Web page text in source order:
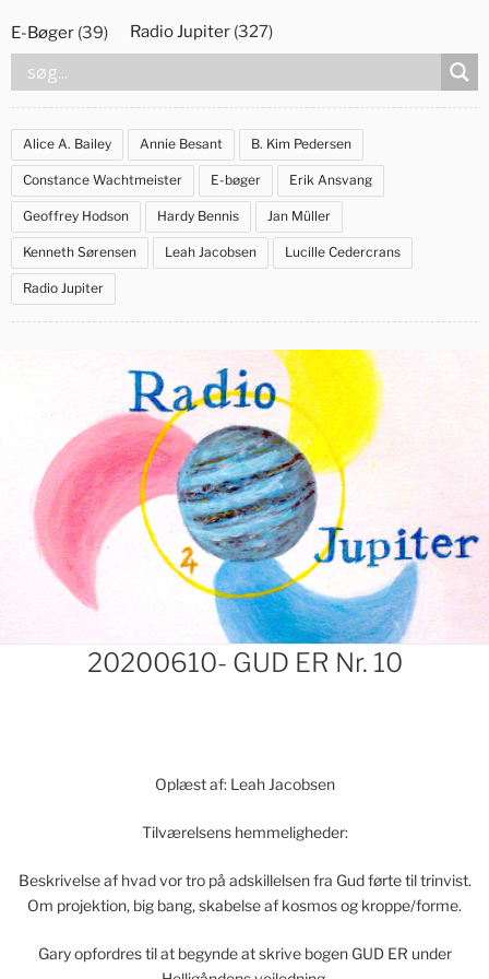
til
indhold
E-Bøger (39) Radio Jupiter (327)
Alice A. Bailey Annie Besant B. Kim Pedersen
Constance Wachtmeister E-bøger Erik Ansvang
Geoffrey Hodson Hardy Bennis Jan Müller
Kenneth Sørensen Leah Jacobsen Lucille Cedercrans
Radio Jupiter
20200610- GUD ER Nr. 10
Oplæst af: Leah Jacobsen
Tilværelsens hemmeligheder:
Beskrivelse af hvad vor tro på adskillelsen fra Gud førte til trinvist.
Om projektion, big bang, skabelse af kosmos og kroppe/forme.
Gary opfordres til at begynde at skrive bogen GUD ER under
Indlægsnavigation